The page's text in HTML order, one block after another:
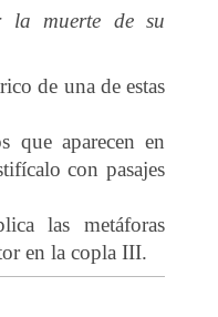
la muerte de su
de una de estas
que aparecen en
con pasajes
las metáforas
en la copla III.